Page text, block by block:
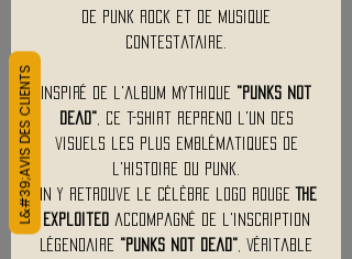
de punk rock et de musique
contestataire.
Inspiré de l'album mythique "Punks Not
Dead", ce t-shirt reprend l'un des
visuels les plus emblématiques de
l'histoire du punk.
On y retrouve le célèbre logo rouge
The
Exploited
accompagné de l'inscription
légendaire "Punks Not Dead" , véritable
L&#39;AVIS DES CLIENTS